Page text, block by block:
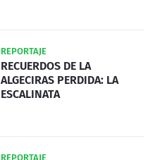
REPORTAJE
RECUERDOS DE LA
ALGECIRAS PERDIDA: LA
ESCALINATA
REPORTAJE